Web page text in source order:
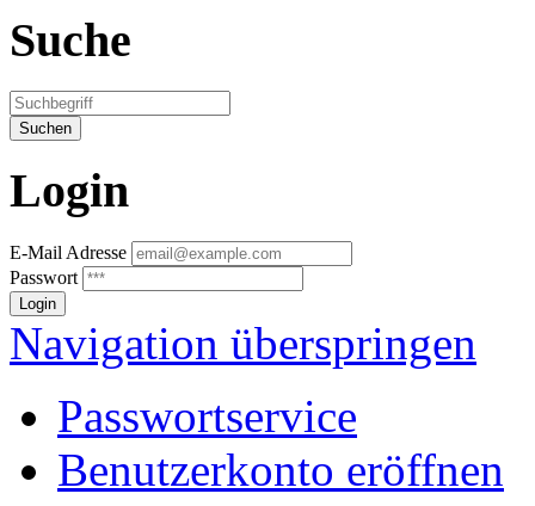
Suche
Login
E-Mail Adresse
Passwort
Navigation überspringen
Passwortservice
Benutzerkonto eröffnen